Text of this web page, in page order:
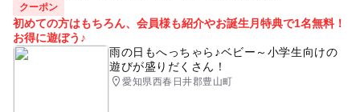
飲食持ち込み可
レンタルグッズ有り
室内 スライダーあり
クーポン
初めての方はもちろん、会員様も紹介やお誕生月特典で1名無料！
お得に遊ぼう♪
雨の日もへっちゃら♪ベビー～小学生向けの
遊びが盛りだくさん！
愛知県西春日井郡豊山町